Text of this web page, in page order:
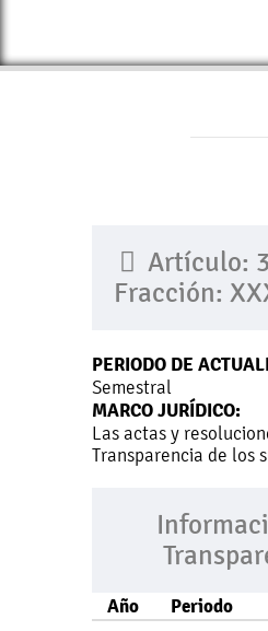
Artículo:
Fracción:
PERIODO DE
Semestral
MARCO JURÍDICO:
Las actas y
Transparencia de los
Año Periodo